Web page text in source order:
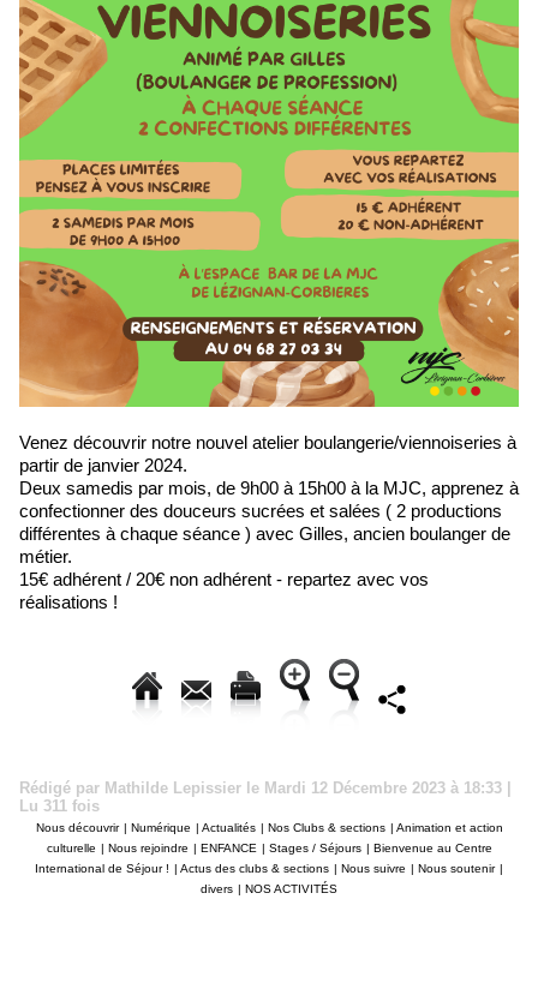
Venez découvrir notre nouvel atelier boulangerie/viennoiseries à
partir de janvier 2024.
Deux samedis par mois, de 9h00 à 15h00 à la MJC, apprenez à
confectionner des douceurs sucrées et salées ( 2 productions
différentes à chaque séance ) avec Gilles, ancien boulanger de
métier.
15€ adhérent / 20€ non adhérent - repartez avec vos
réalisations !
Rédigé par Mathilde Lepissier le Mardi 12 Décembre 2023 à 18:33 |
Lu 311 fois
Nous découvrir Numérique Actualités Nos Clubs & sections
Animation et action
culturelle
Nous rejoindre ENFANCE Stages / Séjours
Bienvenue au Centre
International de Séjour !
Actus des clubs & sections Nous suivre Nous soutenir
divers
NOS ACTIVITÉS